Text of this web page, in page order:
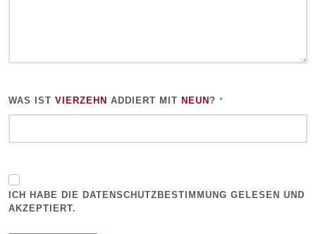
WAS IST VIERZEHN ADDIERT MIT NEUN? *
ICH HABE DIE DATENSCHUTZBESTIMMUNG GELESEN UND
AKZEPTIERT.